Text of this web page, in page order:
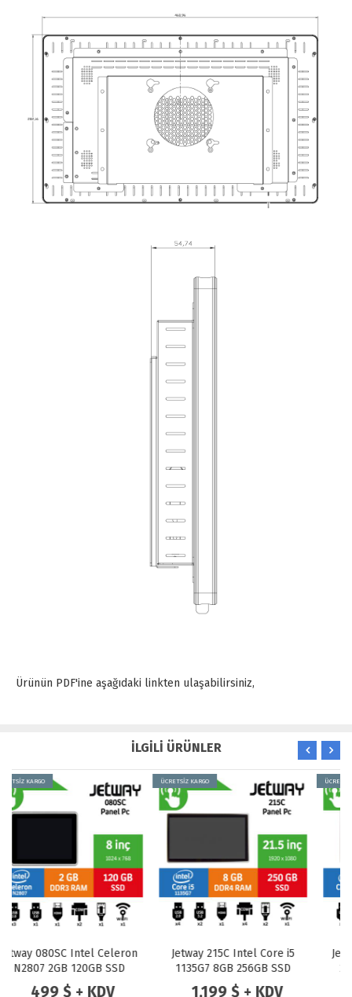
Ürünün PDF'ine aşağıdaki linkten ulaşabilirsiniz,
İLGİLİ ÜRÜNLER
ÜCRETSİZ KARGO
Jetway 215C Intel Core i5
1135G7 8GB 256GB SSD
Freedos 21.5" Endüstriyel
1,199 $ + KDV
ÜCRETSİZ KARGO
Jetway 170GR-HD6412 8GB
256GB SSD Freedos 17"
Endüstriyel Panel Pc
879 $ + KDV